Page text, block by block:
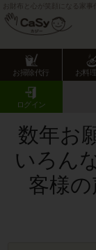
お財布と心が笑顔になる家
お掃除代行 お料
ログイン
CaSy TOP
お客様の声･口コミ詳細
数年お
いろん
客様